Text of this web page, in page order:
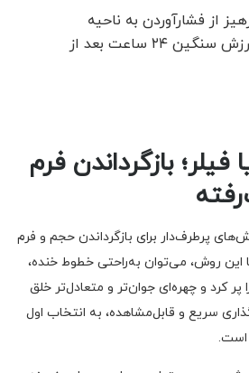
از فشارآوردن به ناحیه
درمان، خودداری از ورزش سنگین ۲۴ ساعت بعد از
فیلر؛ بازگرداندن فرم
پرطرف‌دار برای بازگرداندن حجم و فرم
روش، می‌توان به‌راحتی خطوط خنده،
پر کرد و چهره‌ای جوان‌تر و متعادل‌تر خلق
سریع و قابل‌مشاهده، به انتخاب اول
است.